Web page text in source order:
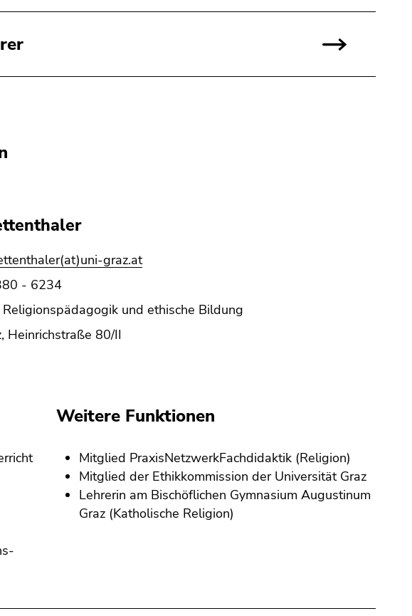
graz.at
- 6234
und ethische Bildung
Heinrichstraße 80/II
Weitere Funktionen
Mitglied PraxisNetzwerkFachdidaktik (Religion)
Mitglied der Ethikkommission der Universität Graz
Lehrerin am Bischöflichen Gymnasium Augustinum
Graz (Katholische Religion)